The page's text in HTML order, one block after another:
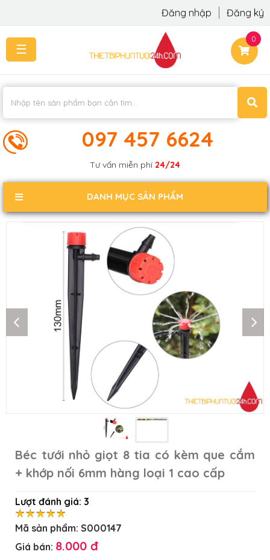
Đăng nhập Đăng ký
097 457 6624
Tư vấn miễn phí 24/24
DANH MỤC SẢN PHẨM
0
-
LẮP
HỒI
☰
Béc tưới nhỏ giọt 8 tia có kèm que cắm
+ khớp nối 6mm hàng loại 1 cao cấp
Lượt đánh giá: 3
Mã sản phẩm: S000147
Giá bán: 8.000 đ